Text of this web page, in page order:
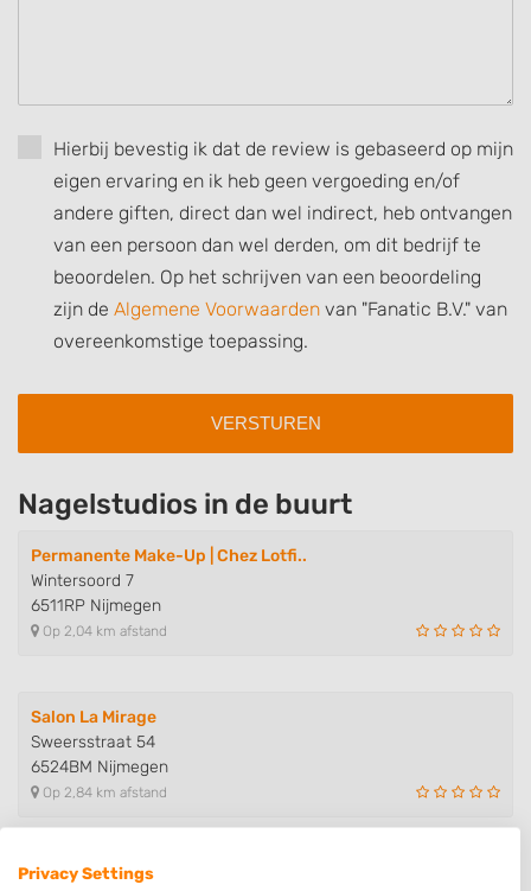
Hierbij bevestig ik dat de review is gebaseerd op mijn
eigen ervaring en ik heb geen vergoeding en/of
andere giften, direct dan wel indirect, heb ontvangen
van een persoon dan wel derden, om dit bedrijf te
beoordelen. Op het schrijven van een beoordeling
zijn de Algemene Voorwaarden van "Fanatic B.V." van
overeenkomstige toepassing.
Nagelstudios in de buurt
Permanente Make-Up | Chez Lotfi..
Wintersoord 7
6511RP Nijmegen
Op 2,04 km afstand
Salon La Mirage
Sweersstraat 54
6524BM Nijmegen
Op 2,84 km afstand
Salon La Mirage
Privacy Settings